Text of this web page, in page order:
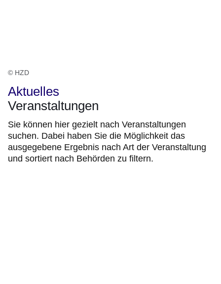
© HZD
Aktuelles
Veranstaltungen
Sie können hier gezielt nach Veranstaltungen
suchen. Dabei haben Sie die Möglichkeit das
ausgegebene Ergebnis nach Art der Veranstaltung
und sortiert nach Behörden zu filtern.